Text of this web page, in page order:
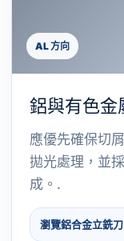
AL 方向
鋁與有色金
應優先確保切
拋光處理，並
成。.
瀏覽鋁合金立銑刀